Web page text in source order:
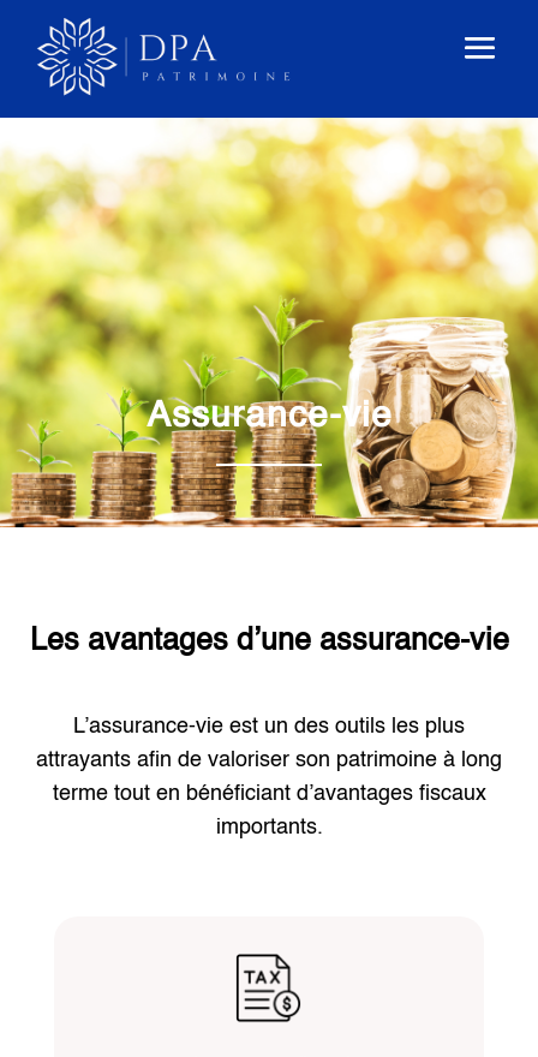
Assurance-vie
Les avantages d’une assurance-vie
L’assurance-vie est un des outils les plus
attrayants afin de valoriser son patrimoine à long
terme tout en bénéficiant d’avantages fiscaux
importants.